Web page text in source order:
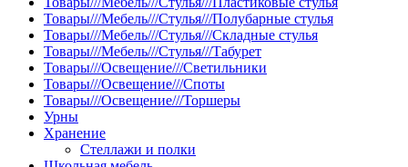
Товары///Мебель///Стулья///Полубарные стулья
Товары///Мебель///Стулья///Складные стулья
Товары///Мебель///Стулья///Табурет
Товары///Освещение///Светильники
Товары///Освещение///Споты
Товары///Освещение///Торшеры
Урны
Хранение
Стеллажи и полки